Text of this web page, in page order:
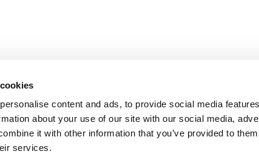
content and ads, to provide social media
about your use of our site with our social media,
it with other information that you’ve provided to
services.